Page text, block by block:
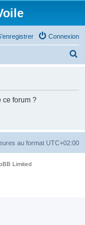
Connexion
h
ce forum ?
au format UTC+02:00
Limited